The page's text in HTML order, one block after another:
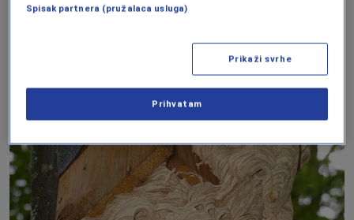
Spisak partnera (pružalaca usluga)
Prikaži svrhe
Prihvatam